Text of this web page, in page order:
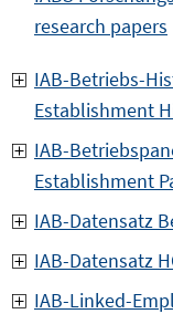
research papers
IAB-Betriebs-
Establishment
IAB-
Establishment
IAB-Datensatz
IAB-Datensatz
IAB-Linked-